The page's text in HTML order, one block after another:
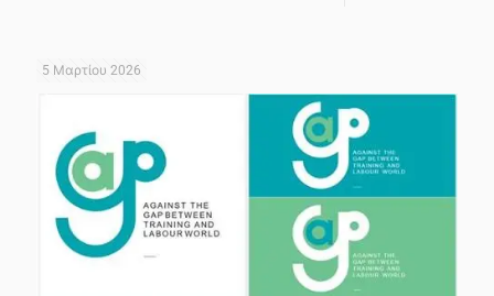
5 Μαρτίου 2026